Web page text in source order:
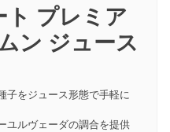
プレミア
ン ジュース
子をジュース形態で手軽に
ユルヴェーダの調合を提供